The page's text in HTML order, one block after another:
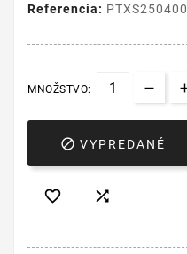
Referencia: PTXS250400
MNOŽSTVO:
 VYPREDANÉ
 